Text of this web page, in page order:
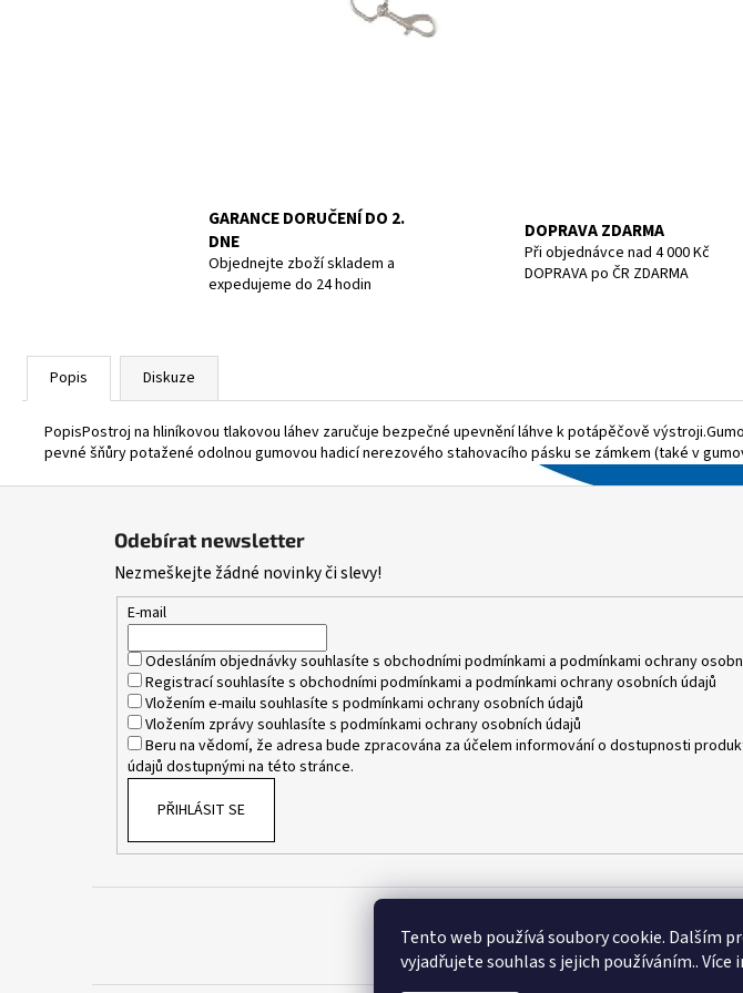
Tento web používá soubory cookie. Dalším
vyjadřujete souhlas s jejich používáním.. Více
GARANCE DORUČENÍ DO 2.
DNE
Objednejte zboží skladem a
expedujeme do 24 hodin
DOPRAVA ZDARMA
Při objednávce nad 4 000 Kč
DOPRAVA po ČR ZDARMA
Popis Diskuze
PopisPostroj na hliníkovou tlakovou láhev zaručuje bezpečné upevnění láhve k potápěčově
pevné šňůry potažené odolnou gumovou hadicí nerezového stahovacího pásku se zámkem (také v
Odebírat newsletter
Nezmeškejte žádné novinky či slevy!
E-mail
Odesláním objednávky souhlasíte s obchodními podmínkami a podmínkami ochrany
Registrací souhlasíte s obchodními podmínkami a podmínkami ochrany osobních údajů
Vložením e-mailu souhlasíte s podmínkami ochrany osobních údajů
Vložením zprávy souhlasíte s podmínkami ochrany osobních údajů
Beru na vědomí, že adresa bude zpracována za účelem informování o dostupnosti
údajů dostupnými na této stránce.
PŘIHLÁSIT SE